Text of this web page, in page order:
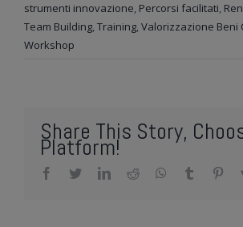
strumenti innovazione, Percorsi facilitati,
Team Building,Training,Valorizzazione Beni
Workshop
Share This Story,
Platform!
facebooktwitterlinkedinreddit whatsapp
tumblr